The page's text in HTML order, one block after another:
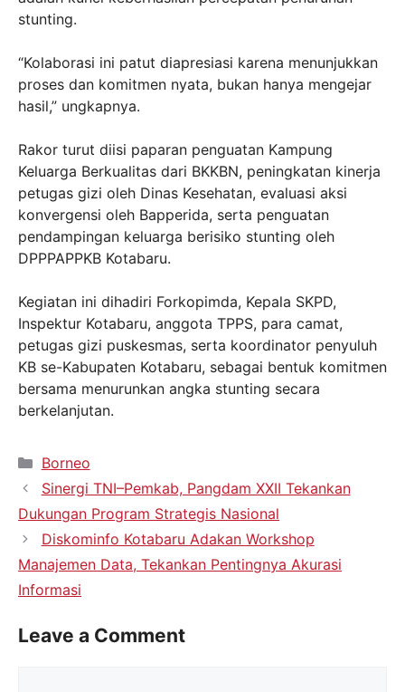
stunting.
“Kolaborasi ini patut diapresiasi karena menunjukkan
proses dan komitmen nyata, bukan hanya mengejar
hasil,” ungkapnya.
Rakor turut diisi paparan penguatan Kampung
Keluarga Berkualitas dari BKKBN, peningkatan kinerja
petugas gizi oleh Dinas Kesehatan, evaluasi aksi
konvergensi oleh Bapperida, serta penguatan
pendampingan keluarga berisiko stunting oleh
DPPPAPPKB Kotabaru.
Kegiatan ini dihadiri Forkopimda, Kepala SKPD,
Inspektur Kotabaru, anggota TPPS, para camat,
petugas gizi puskesmas, serta koordinator penyuluh
KB se-Kabupaten Kotabaru, sebagai bentuk komitmen
bersama menurunkan angka stunting secara
berkelanjutan.
Borneo
Sinergi TNI–Pemkab, Pangdam XXII Tekankan
Dukungan Program Strategis Nasional
Diskominfo Kotabaru Adakan Workshop
Manajemen Data, Tekankan Pentingnya Akurasi
Informasi
Leave a Comment